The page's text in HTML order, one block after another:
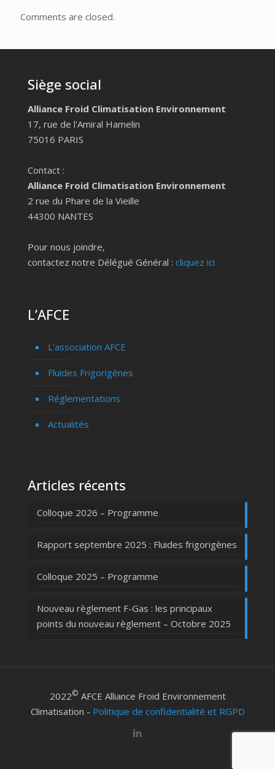
Comments are closed.
Siège social
Alliance Froid Climatisation Environnement
17, rue de l'Amiral Hamelin
75016 PARIS
Contact :
Alliance Froid Climatisation Environnement
2 rue du Phare de la Vieille
44300 NANTES
Pour nous joindre,
contactez notre Délégué Général : cliquez ici
L’AFCE
L’association AFCE
Fluides Frigorigènes
Réglementations
Actualités
Articles récents
Colloque 2026 – Programme
Rapport septembre 2025 : Fluides frigorigènes
Colloque 2025 – Programme
Nouveau règlement F-Gas : les principaux
points du nouveau règlement – Octobre 2025
2022© AFCE Alliance Froid Environnement
Climatisation - Politique de confidentialité et RGPD